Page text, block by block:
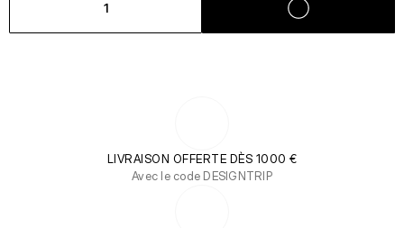
1
LIVRAISON OFFERTE DÈS 1000 €
Avec le code DESIGNTRIP